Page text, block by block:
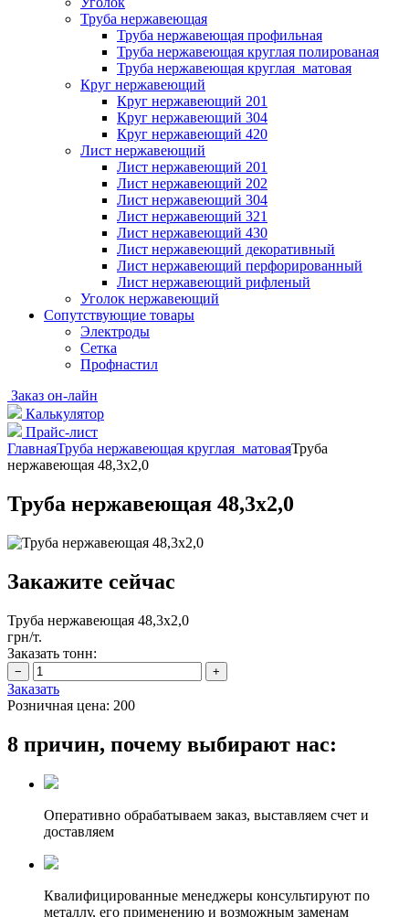
Труба нержавеющая
Труба нержавеющая профильная
Труба нержавеющая круглая полированая
Труба нержавеющая круглая матовая
Круг нержавеющий
Круг нержавеющий 201
Круг нержавеющий 304
Круг нержавеющий 420
Лист нержавеющий
Лист нержавеющий 201
Лист нержавеющий 202
Лист нержавеющий 304
Лист нержавеющий 321
Лист нержавеющий 430
Лист нержавеющий декоративный
Лист нержавеющий перфорированный
Лист нержавеющий рифленый
Уголок нержавеющий
Cопутствующие товары
Электроды
Сетка
Профнастил
Заказ он-лайн
Калькулятор
Прайс-лист
ГлавнаяТруба нержавеющая круглая матоваяТруба
нержавеющая 48,3х2,0
Труба нержавеющая 48,3х2,0
Закажите сейчас
Труба нержавеющая 48,3х2,0
грн/т.
Заказать тонн:
Заказать
Розничная цена: 200
8 причин, почему выбирают нас:
Оперативно обрабатываем заказ, выставляем счет и
доставляем
Квалифицированные менеджеры консультируют по
металлу, его применению и возможным заменам